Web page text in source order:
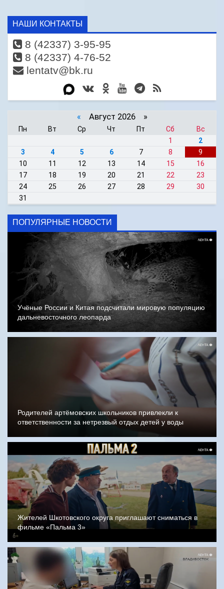
НАШИ КОНТАКТЫ
8 (42337) 3-95-95
8 (42337) 4-76-52
lentatv@bk.ru
« Август 2026 »
Пн Вт Ср Чт Пт Сб
Вс
1
2
3
4 5 6 7 8
9
10
11 12 13 14 15
16
17
18 19 20 21 22
23
24
25 26 27 28 29
30
31
ПОПУЛЯРНЫЕ НОВОСТИ
Учёные России и Китая подсчитали мировую популяцию
дальневосточного леопарда
Родителей артёмовских школьников привлекли к
ответственности за нетрезвый отдых детей у воды
Жителей Шкотовского округа приглашают сниматься в
фильме «Пальма 3»